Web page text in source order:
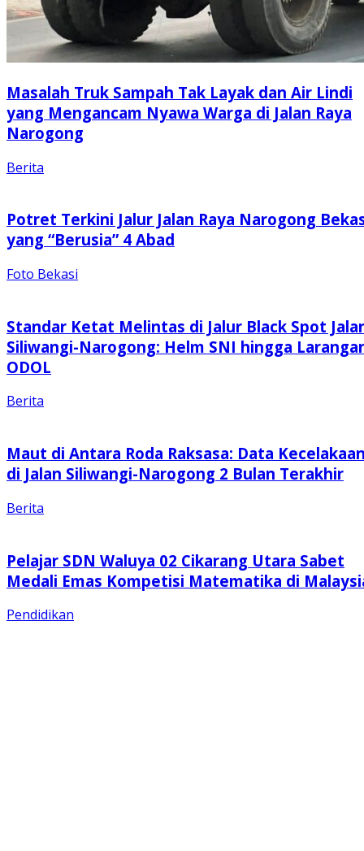
Masalah Truk Sampah Tak Layak dan Air Lindi
yang Mengancam Nyawa Warga di Jalan Raya
Narogong
Berita
Potret Terkini Jalur Jalan Raya Narogong
yang “Berusia” 4 Abad
Foto Bekasi
Standar Ketat Melintas di Jalur Black Spot
Siliwangi-Narogong: Helm SNI hingga
ODOL
Berita
Maut di Antara Roda Raksasa: Data
di Jalan Siliwangi-Narogong 2 Bulan Terakhir
Berita
Pelajar SDN Waluya 02 Cikarang Utara Sabet
Medali Emas Kompetisi Matematika di
Pendidikan